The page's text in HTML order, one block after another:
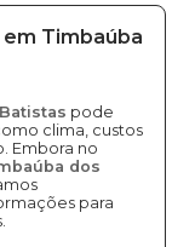
em Timbaúba
pode
clima, custos
Embora no
dos
para